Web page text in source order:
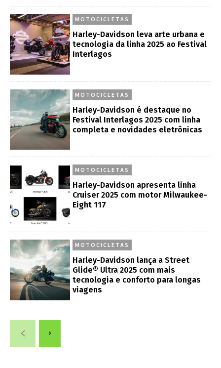
MOTOCICLETAS
Harley-Davidson leva arte urbana e
tecnologia da linha 2025 ao Festival
Interlagos
MOTOCICLETAS
Harley-Davidson é destaque no
Festival Interlagos 2025 com linha
completa e novidades eletrônicas
MOTOCICLETAS
Harley-Davidson apresenta linha
Cruiser 2025 com motor Milwaukee-
Eight 117
MOTOCICLETAS
Harley-Davidson lança a Street
Glide® Ultra 2025 com mais
tecnologia e conforto para longas
viagens